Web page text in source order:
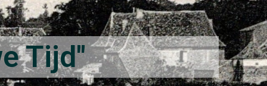
Tijd"